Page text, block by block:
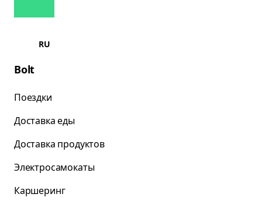
RU
Bolt
Поездки
Доставка еды
Доставка продуктов
Электросамокаты
Каршеринг